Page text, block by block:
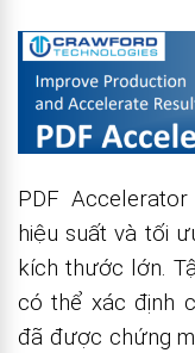
PDF
hiệu suất và tối
kích thước lớn.
có thể xác định
đã được chứng